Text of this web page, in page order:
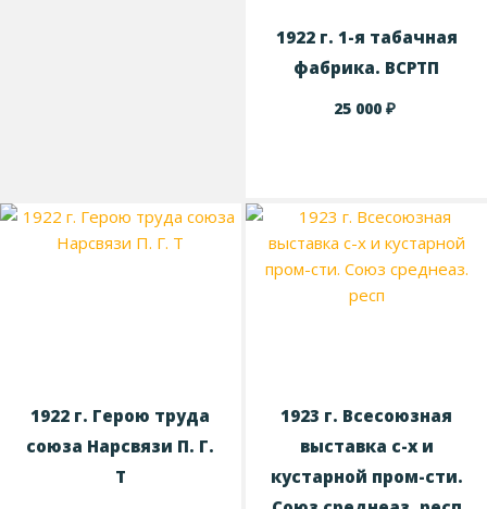
1922 г. 1-я табачная
фабрика. ВСРТП
25 000₽
1922 г. Герою труда
союза Нарсвязи П. Г.
Т
1923 г. Всесоюзная
выставка с-х и
кустарной пром-сти.